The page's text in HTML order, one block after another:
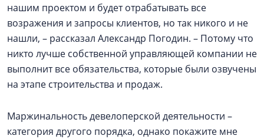
нашим проектом и будет отрабатывать все
возражения и запросы клиентов, но так никого и не
нашли, – рассказал Александр Погодин. – Потому что
никто лучше собственной управляющей компании не
выполнит все обязательства, которые были озвучены
на этапе строительства и продаж.
Маржинальность девелоперской деятельности –
категория другого порядка, однако покажите мне